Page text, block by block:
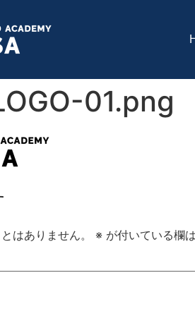
01.png
はありません。 ※ が付いている欄